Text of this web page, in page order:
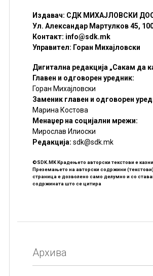
Издавач: СДК МИХАЈЛОВСКИ
Ул. Александар Мартулков 45,
Контакт: info@sdk.mk
Управител: Горан Михајловски
Дигитална редакција „Сакам да
Главен и одговорен уредник:
Горан Михајловски
Заменик главен и одговорен
Марина Костова
Менаџер на социјални мрежи:
Мирослав Илиоски
Редакцијa: sdk@sdk.mk
©SDK.MK Крадењето авторски текстови е
Преземањето на авторски содржини
страница е дозволено само делумно и со
содржината што се цитира
Архива